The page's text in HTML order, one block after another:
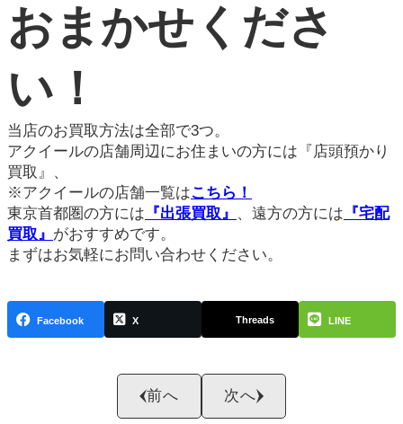
おまかせくださ
い！
当店のお買取方法は全部で3つ。
アクイールの店舗周辺にお住まいの方には『店頭預かり
買取』、
※アクイールの店舗一覧はこちら！
東京首都圏の方には 『出張買取』 、遠方の方には 『宅配
買取』 がおすすめです。
まずはお気軽にお問い合わせください。
Facebook X Threads LINE
前へ 次へ